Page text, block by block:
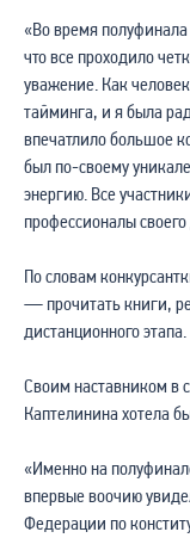
«Во время
что все проходило
уважение. Как
тайминга, и я была
впечатлило большое
был по-своему
энергию. Все
профессионалы
По словам
— прочитать книги,
дистанционного этапа.
Своим наставником в
Каптелинина хотела
«Именно на
впервые воочию
Федерации по